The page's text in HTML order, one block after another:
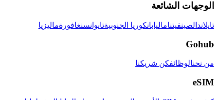
الوجهات الشائعة
تايلاند الصينفيتناماليابانكوريا الجنوبيةتايوانسنغافورةماليزيا
Gohub
من نحنالوظائفكن شريكنا
eSIM